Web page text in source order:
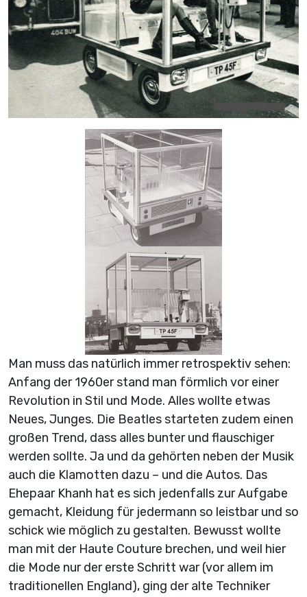
Man muss das natürlich immer retrospektiv sehen:
Anfang der 1960er stand man förmlich vor einer
Revolution in Stil und Mode. Alles wollte etwas
Neues, Junges. Die Beatles starteten zudem einen
großen Trend, dass alles bunter und flauschiger
werden sollte. Ja und da gehörten neben der Musik
auch die Klamotten dazu – und die Autos. Das
Ehepaar Khanh hat es sich jedenfalls zur Aufgabe
gemacht, Kleidung für jedermann so leistbar und so
schick wie möglich zu gestalten. Bewusst wollte
man mit der Haute Couture brechen, und weil hier
die Mode nur der erste Schritt war (vor allem im
traditionellen England), ging der alte Techniker